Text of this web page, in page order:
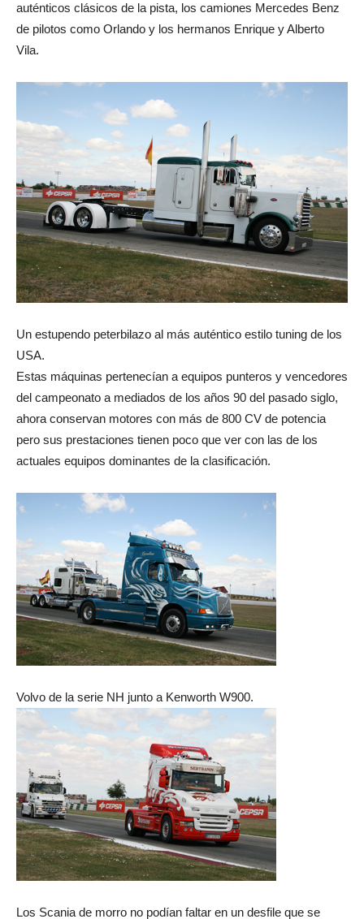
auténticos clásicos de la pista, los camiones Mercedes Benz
de pilotos como Orlando y los hermanos Enrique y Alberto
Vila.
Un estupendo peterbilazo al más auténtico estilo tuning de los
USA.
Estas máquinas pertenecían a equipos punteros y vencedores
del campeonato a mediados de los años 90 del pasado siglo,
ahora conservan motores con más de 800 CV de potencia
pero sus prestaciones tienen poco que ver con las de los
actuales equipos dominantes de la clasificación.
Volvo de la serie NH junto a Kenworth W900.
Los Scania de morro no podían faltar en un desfile que se